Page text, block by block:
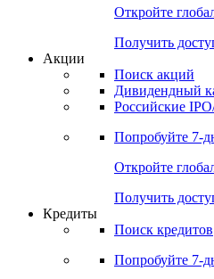
Опросы
Попробуйте7-
Откройте
Получить
Поиск акций
Российские
Попробуйте7-
Откройте
Получить